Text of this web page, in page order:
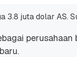
3.8 juta dolar AS.
perusahaan